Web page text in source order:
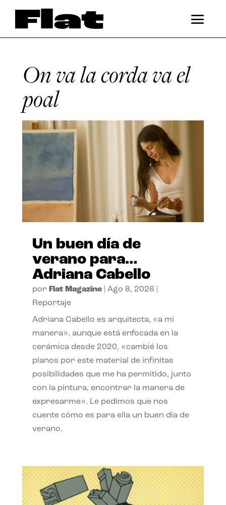
On va la corda va el
poal
Un buen día de
verano para…
Adriana Cabello
por Flat Magazine| Ago 8, 2026
Reportaje
Adriana Cabello es arquitecta, «a mi
manera», aunque está enfocada en la
cerámica desde 2020, «cambié los
planos por este material de infinitas
posibilidades que me ha permitido, junto
con la pintura, encontrar la manera de
expresarme». Le pedimos que nos
cuente cómo es para ella un buen día de
verano.